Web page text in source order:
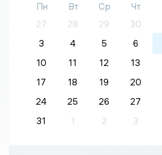
Пн Вт Ср Чт
27
28 29 30
3
4 5 6
10
11 12 13
17
18 19 20
24
25 26 27
31
1 2 3